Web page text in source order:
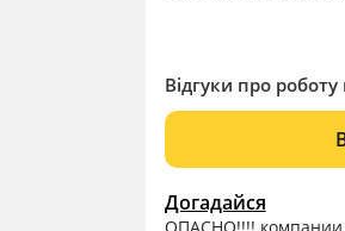
Відгуки про
Догадайся